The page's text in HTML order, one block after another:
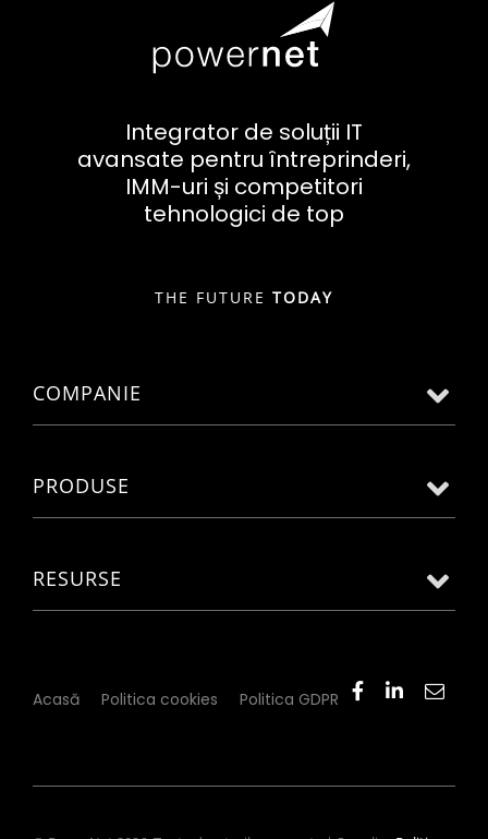
Integrator de soluții IT
avansate pentru întreprinderi,
IMM-uri și competitori
tehnologici de top
THE FUTURE TODAY
COMPANIE
PRODUSE
RESURSE
Acasă Politica cookies Politica GDPR